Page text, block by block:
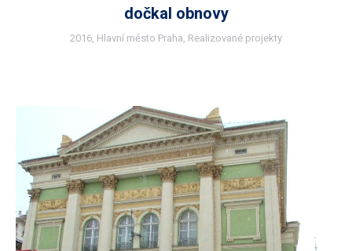
dočkal obnovy
2016 Hlavní město Praha Realizované projekty